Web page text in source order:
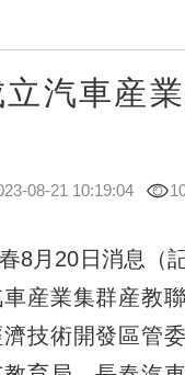
汽車産
08-21 10:19:04
月20日消息（
産業集群産教
技術開發區管